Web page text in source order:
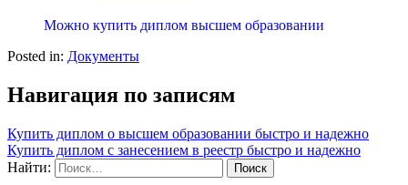
Можно купить диплом высшем образовании
Posted in: Документы
Навигация по записям
Купить диплом о высшем образовании быстро и надежно
Купить диплом с занесением в реестр быстро и надежно
Найти: